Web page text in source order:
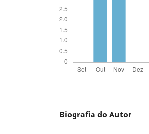
Biografia do Autor